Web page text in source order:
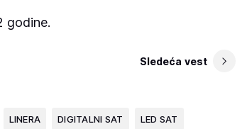
godine.
Sledeća vest
LINERA DIGITALNI SAT LED SAT